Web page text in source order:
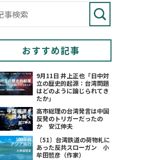
おすすめ記事
9月11日 井上正也「日中対
立の歴史的起源：台湾問題
はどのように論じられてき
たか」
高市総理の台湾発言は中国
反発のトリガーだったの
か 安江伸夫
〔51〕台湾鉄道の荷物札に
あった反共スローガン 小
牟田哲彦（作家）